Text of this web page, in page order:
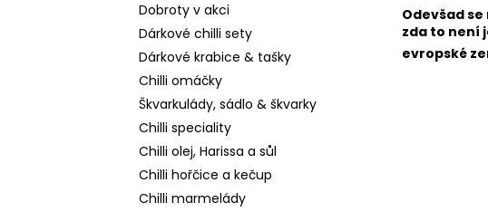
Dobroty v akci
Dárkové chilli sety
Dárkové krabice & tašky
Chilli omáčky
Škvarkulády, sádlo & škvarky
Chilli speciality
Chilli olej, Harissa a sůl
Chilli hořčice a kečup
Chilli marmelády
Odevšad
zda to není
evropské